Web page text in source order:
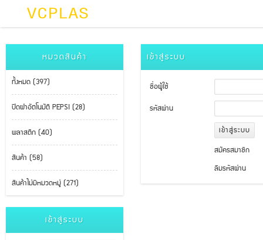
หมวดสินค้า
ทั้งหมด (397)
ปิดฝาอัตโนมัติ PEPSI (28)
พลาสติก (40)
สินค้า (58)
สินค้าไม่มีหมวดหมู่ (271)
เข้าสู่ระบบ
เข้าสู่ระบบ
ชื่อผู้ใช้
รหัสผ่าน
สมัครสมาชิก
ลืมรหัสผ่าน